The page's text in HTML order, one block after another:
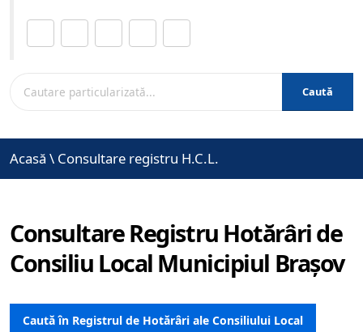
Caută
Acasă \ Consultare registru H.C.L.
Consultare Registru Hotărâri de
Consiliu Local Municipiul Brașov
Caută în Registrul de Hotărâri ale Consiliului Local